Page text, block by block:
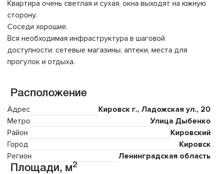
Квартира очень светлая и сухая, окна выходят на южную
сторону.
Соседи хорошие.
Вся необходимая инфраструктура в шаговой
доступности: сетевые магазины, аптеки, места для
прогулок и отдыха.
Расположение
Адрес
Кировск г., Ладожская ул., 20
Метро
Улица Дыбенко
Район
Кировский
Город
Кировск
Регион
Ленинградская область
Площади, м2